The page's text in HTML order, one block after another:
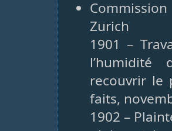
Zurich
1901 –
l’humidité
recouvrir le
faits,
1902 –